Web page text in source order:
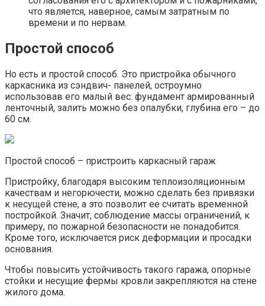
что является, наверное, самым затратным по
времени и по нервам.
Простой способ
Но есть и простой способ. Это пристройка обычного
каркасника из сэндвич- панелей, остроумно
использовав его малый вес: фундамент армированный
ленточный, залить можно без опалубки, глубина его – до
60 см.
Простой способ – пристроить каркасный гараж
Пристройку, благодаря высоким теплоизоляционным
качествам и негорючести, можно сделать без привязки
к несущей стене, а это позволит ее считать временной
постройкой. Значит, соблюдение массы ограничений, к
примеру, по пожарной безопасности не понадобится.
Кроме того, исключается риск деформации и просадки
основания.
Чтобы повысить устойчивость такого гаража, опорные
стойки и несущие фермы кровли закрепляются на стене
жилого дома.